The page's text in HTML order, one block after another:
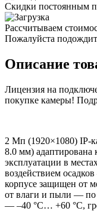
Скидки постоянным
Рассчитываем
Пожалуйста
Описание
Лицензия на
покупке камеры!
2 Мп (1920×1080) IP-
8.0 мм) адаптирована
эксплуатации в
воздействием
корпусе защищен от
от влаги и пыли — по
— –40 °C… +60 °C,